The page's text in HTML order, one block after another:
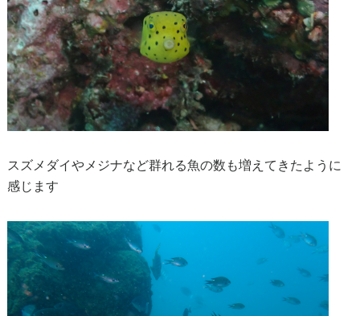
スズメダイやメジナなど群れる魚の数も増えてきたように
感じます